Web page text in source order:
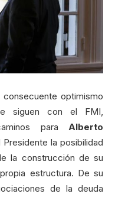
optimismo
siguen con el FMI,
para Alberto
la posibilidad
la construcción de su
estructura. De su
de la deuda